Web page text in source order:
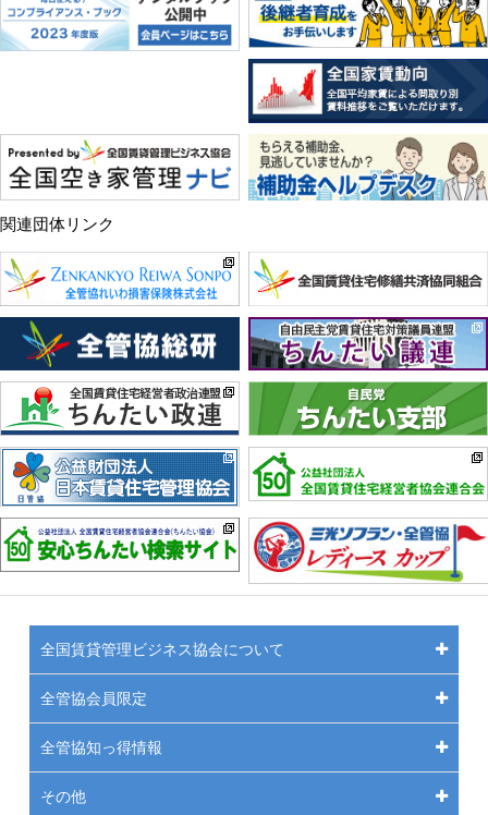
関連団体リンク
全国賃貸管理ビジネス協会について
全管協会員限定
全管協知っ得情報
その他